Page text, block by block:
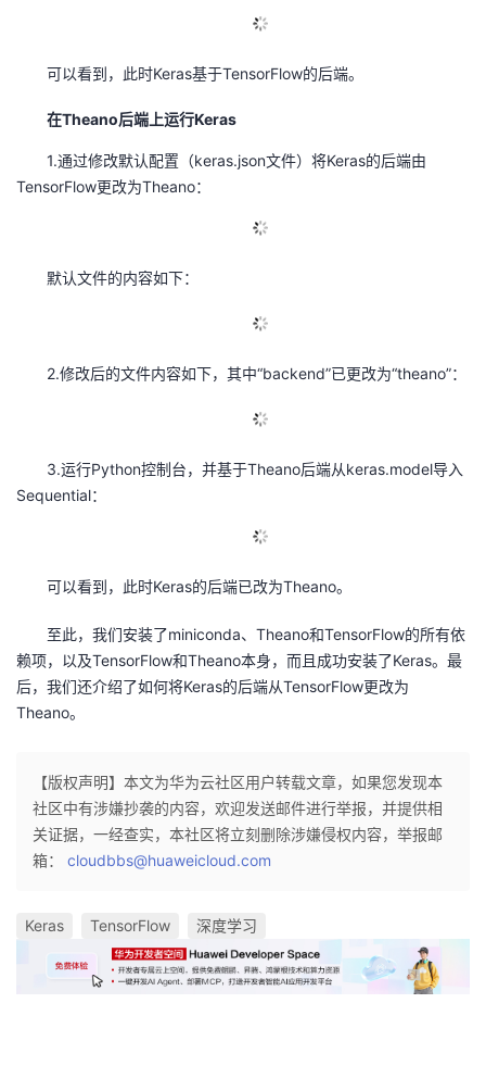
可以看到，此时Keras基于TensorFlow的后端。
在Theano后端上运行Keras
1.通过修改默认配置（keras.json文件）将Keras的后端由
TensorFlow更改为Theano：
默认文件的内容如下：
2.修改后的文件内容如下，其中“backend”已更改为“theano”：
3.运行Python控制台，并基于Theano后端从keras.model导入
Sequential：
可以看到，此时Keras的后端已改为Theano。
至此，我们安装了miniconda、Theano和TensorFlow的所有依
赖项，以及TensorFlow和Theano本身，而且成功安装了Keras。最
后，我们还介绍了如何将Keras的后端从TensorFlow更改为
Theano。
【版权声明】本文为华为云社区用户转载文章，如果您发现本
社区中有涉嫌抄袭的内容，欢迎发送邮件进行举报，并提供相
关证据，一经查实，本社区将立刻删除涉嫌侵权内容，举报邮
箱： cloudbbs@huaweicloud.com
Keras TensorFlow 深度学习